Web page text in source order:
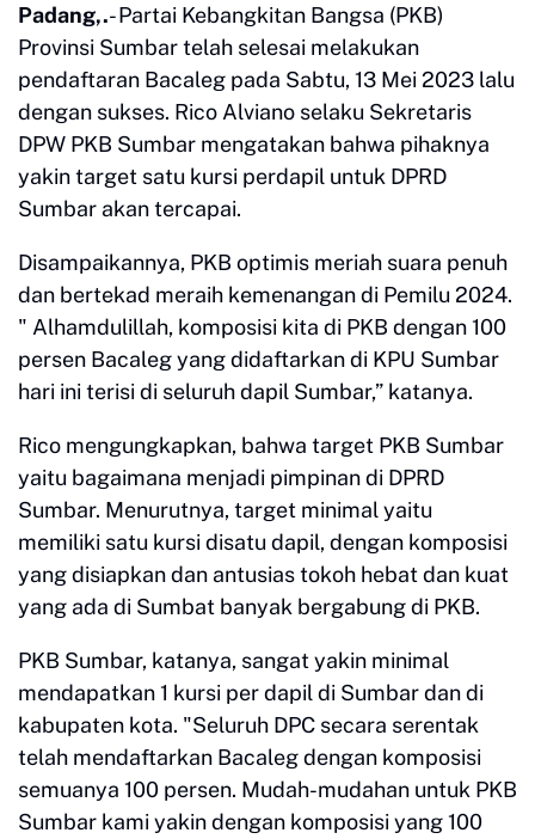
Padang,.- Partai Kebangkitan Bangsa (PKB)
Provinsi Sumbar telah selesai melakukan
pendaftaran Bacaleg pada Sabtu, 13 Mei 2023 lalu
dengan sukses. Rico Alviano selaku Sekretaris
DPW PKB Sumbar mengatakan bahwa pihaknya
yakin target satu kursi perdapil untuk DPRD
Sumbar akan tercapai.
Disampaikannya, PKB optimis meriah suara penuh
dan bertekad meraih kemenangan di Pemilu 2024.
" Alhamdulillah, komposisi kita di PKB dengan 100
persen Bacaleg yang didaftarkan di KPU Sumbar
hari ini terisi di seluruh dapil Sumbar,” katanya.
Rico mengungkapkan, bahwa target PKB Sumbar
yaitu bagaimana menjadi pimpinan di DPRD
Sumbar. Menurutnya, target minimal yaitu
memiliki satu kursi disatu dapil, dengan komposisi
yang disiapkan dan antusias tokoh hebat dan kuat
yang ada di Sumbat banyak bergabung di PKB.
PKB Sumbar, katanya, sangat yakin minimal
mendapatkan 1 kursi per dapil di Sumbar dan di
kabupaten kota. "Seluruh DPC secara serentak
telah mendaftarkan Bacaleg dengan komposisi
semuanya 100 persen. Mudah-mudahan untuk PKB
Sumbar kami yakin dengan komposisi yang 100